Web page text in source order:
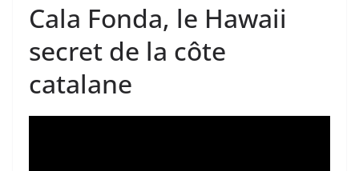
Cala Fonda, le Hawaii
secret de la côte
catalane